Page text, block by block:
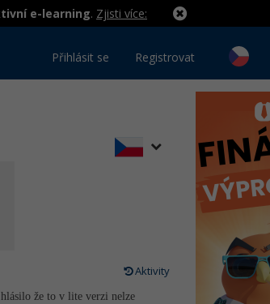
e-learning. Zjisti více:
Přihlásit se Registrovat
Aktivity
že to v lite verzi nelze